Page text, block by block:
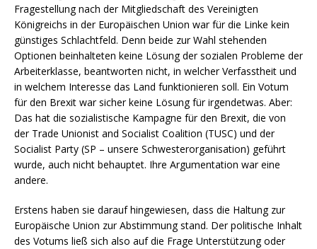
Fragestellung nach der Mitgliedschaft des Vereinigten
Königreichs in der Europäischen Union war für die Linke kein
günstiges Schlachtfeld. Denn beide zur Wahl stehenden
Optionen beinhalteten keine Lösung der sozialen Probleme der
Arbeiterklasse, beantworten nicht, in welcher Verfasstheit und
in welchem Interesse das Land funktionieren soll. Ein Votum
für den Brexit war sicher keine Lösung für irgendetwas. Aber:
Das hat die sozialistische Kampagne für den Brexit, die von
der Trade Unionist and Socialist Coalition (TUSC) und der
Socialist Party (SP – unsere Schwesterorganisation) geführt
wurde, auch nicht behauptet. Ihre Argumentation war eine
andere.
Erstens haben sie darauf hingewiesen, dass die Haltung zur
Europäische Union zur Abstimmung stand. Der politische Inhalt
des Votums ließ sich also auf die Frage Unterstützung oder